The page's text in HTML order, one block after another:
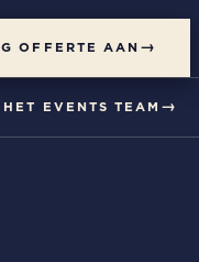
OFFERTE AAN
EVENTS TEAM